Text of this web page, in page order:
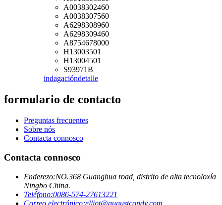
A0038302460
A0038307560
A6298308960
A6298309460
A8754678000
H13003501
H13004501
S93971B
indagacióndetalle
formulario de contacto
Preguntas frecuentes
Sobre nós
Contacta connosco
Contacta connosco
Enderezo:NO.368 Guanghua road, distrito de alta tecnoloxía
Ningbo China.
Teléfono:0086-574-27613221
Correo electrónico:elliot@augustcondy.com